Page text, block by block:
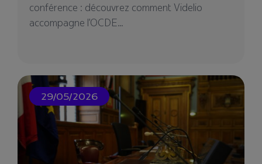
conférence : découvrez comment Videlio
accompagne l’OCDE...
29/05/2026